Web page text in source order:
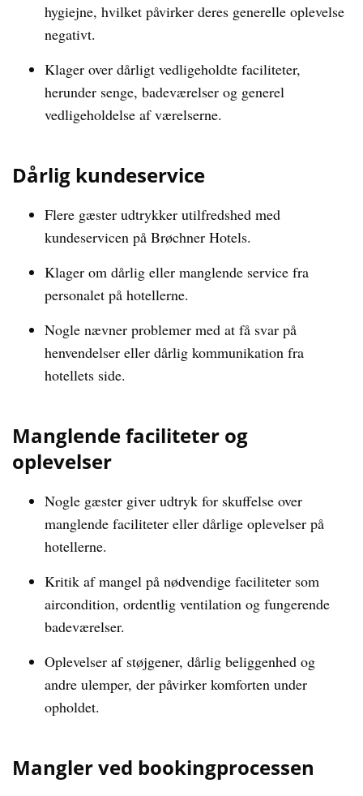
hygiejne, hvilket påvirker deres generelle oplevelse
negativt.
Klager over dårligt vedligeholdte faciliteter,
herunder senge, badeværelser og generel
vedligeholdelse af værelserne.
Dårlig kundeservice
Flere gæster udtrykker utilfredshed med
kundeservicen på Brøchner Hotels.
Klager om dårlig eller manglende service fra
personalet på hotellerne.
Nogle nævner problemer med at få svar på
henvendelser eller dårlig kommunikation fra
hotellets side.
Manglende faciliteter og
oplevelser
Nogle gæster giver udtryk for skuffelse over
manglende faciliteter eller dårlige oplevelser på
hotellerne.
Kritik af mangel på nødvendige faciliteter som
aircondition, ordentlig ventilation og fungerende
badeværelser.
Oplevelser af støjgener, dårlig beliggenhed og
andre ulemper, der påvirker komforten under
opholdet.
Mangler ved bookingprocessen